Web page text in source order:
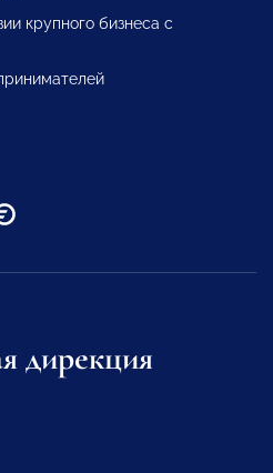
крупного бизнеса с
дирекция